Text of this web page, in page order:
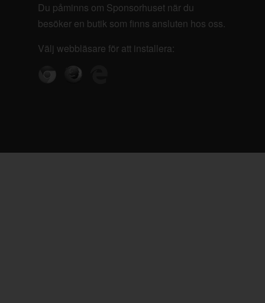
Du påminns om Sponsorhuset när du
besöker en butik som finns ansluten hos oss.
Välj webbläsare för att installera: